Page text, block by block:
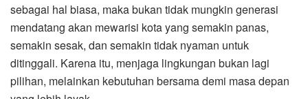
sebagai hal biasa, maka bukan tidak mungkin generasi
mendatang akan mewarisi kota yang semakin panas,
semakin sesak, dan semakin tidak nyaman untuk
ditinggali. Karena itu, menjaga lingkungan bukan lagi
pilihan, melainkan kebutuhan bersama demi masa depan